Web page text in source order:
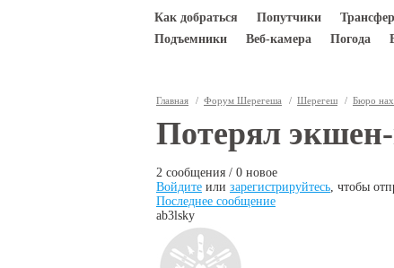
Как добраться Попутчики Трансфер
Подъемники
Веб-камера Погода
Вы здесь
Главная / Форум Шерегеша / Шерегеш / Бюро
Потерял
2 сообщения / 0 новое
Войдите или зарегистрируйтесь, чтобы
Последнее сообщение
ab3lsky